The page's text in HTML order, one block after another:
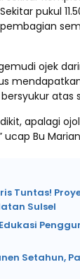
pukul
ojek
atas
apalagi
ucap Bu
Tuntas!
Sulsel
Setahun,